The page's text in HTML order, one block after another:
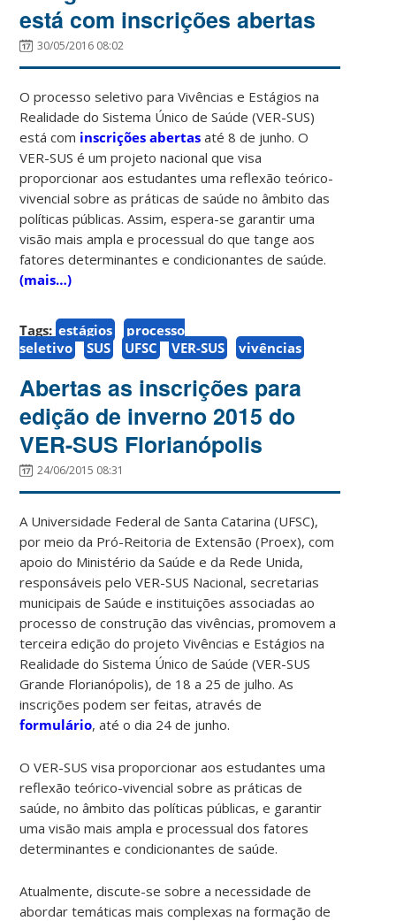
está com inscrições abertas
30/05/2016 08:02
O processo seletivo para Vivências e Estágios na
Realidade do Sistema Único de Saúde (VER-SUS)
está com inscrições abertas até 8 de junho. O
VER-SUS é um projeto nacional que visa
proporcionar aos estudantes uma reflexão teórico-
vivencial sobre as práticas de saúde no âmbito das
políticas públicas. Assim, espera-se garantir uma
visão mais ampla e processual do que tange aos
fatores determinantes e condicionantes de saúde.
(mais…)
Tags: estágios
processo
seletivo
SUS UFSC VER-SUS vivências
Abertas as inscrições para
edição de inverno 2015 do
VER-SUS Florianópolis
24/06/2015 08:31
A Universidade Federal de Santa Catarina (UFSC),
por meio da Pró-Reitoria de Extensão (Proex), com
apoio do Ministério da Saúde e da Rede Unida,
responsáveis pelo VER-SUS Nacional, secretarias
municipais de Saúde e instituições associadas ao
processo de construção das vivências, promovem a
terceira edição do projeto Vivências e Estágios na
Realidade do Sistema Único de Saúde (VER-SUS
Grande Florianópolis), de 18 a 25 de julho. As
inscrições podem ser feitas, através de
formulário, até o dia 24 de junho.
O VER-SUS visa proporcionar aos estudantes uma
reflexão teórico-vivencial sobre as práticas de
saúde, no âmbito das políticas públicas, e garantir
uma visão mais ampla e processual dos fatores
determinantes e condicionantes de saúde.
Atualmente, discute-se sobre a necessidade de
abordar temáticas mais complexas na formação de